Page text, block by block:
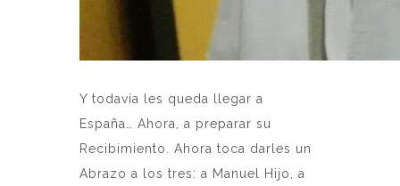
Y todavía les queda llegar a
España… Ahora, a preparar su
Recibimiento. Ahora toca darles un
Abrazo a los tres: a Manuel Hijo, a